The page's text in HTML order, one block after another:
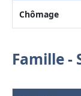
Chômage
Famille -